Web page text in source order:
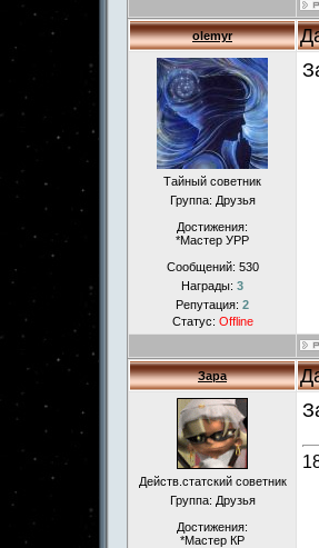
olemyr
Тайный советник
Группа: Друзья
Достижения:
*Мастер УРР
Сообщений: 530
Награды: 3
Репутация: 2
Статус: Offline
Зара
Действ.статский советник
Группа: Друзья
Достижения:
*Мастер КР